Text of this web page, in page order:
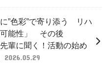
に”色彩”で寄り添う リハ
可能性」 その後
輩に聞く！活動の始め
2026.05.29